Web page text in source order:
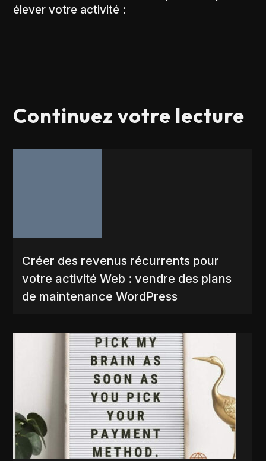
élever votre activité :
Continuez votre lecture
Créer des revenus récurrents pour
votre activité Web : vendre des plans
de maintenance WordPress